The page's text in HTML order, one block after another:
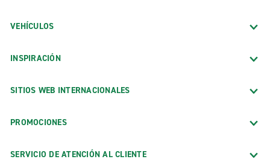
VEHÍCULOS
INSPIRACIÓN
SITIOS WEB INTERNACIONALES
PROMOCIONES
SERVICIO DE ATENCIÓN AL CLIENTE